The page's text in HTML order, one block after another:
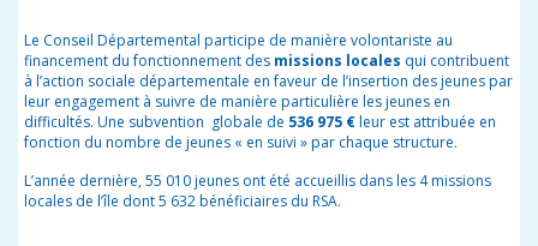
Le Conseil Départemental participe de manière volontariste au
financement du fonctionnement des missions locales qui contribuent
à l’action sociale départementale en faveur de l’insertion des jeunes par
leur engagement à suivre de manière particulière les jeunes en
difficultés. Une subvention globale de 536 975 €leur est attribuée en
fonction du nombre de jeunes « en suivi » par chaque structure.
L’année dernière, 55 010jeunes ont été accueillis dans les 4 missions
locales de l’île dont 5 632 bénéficiaires du RSA.